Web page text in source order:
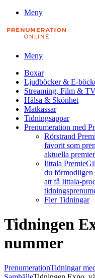
Meny
Meny
Boxar
Ljudböcker & E-
Streaming, Film &
Hälsa & Skönhet
Matkassar
Tidningsappar
Prenumeration med
Rörstrand
favorit som
aktuella
Iittala Premie
du förmodligen
att få Iittala-
Fler Tidningar
Tidningen
nummer
PrenumerationTidningar